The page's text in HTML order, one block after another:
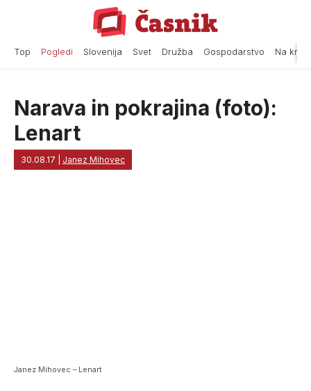
Top Pogledi Slovenija Svet Družba Gospodarstvo Na
Narava in pokrajina (foto):
Lenart
30.08.17 Janez Mihovec
Janez Mihovec – Lenart